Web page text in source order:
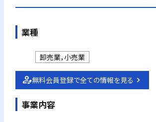
業種
卸売業，小売業
無料会員登録で全ての情報を見る
事業内容